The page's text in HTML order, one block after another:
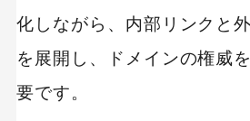
化しながら、内部リンクと
を展開し、ドメインの権威
要です。